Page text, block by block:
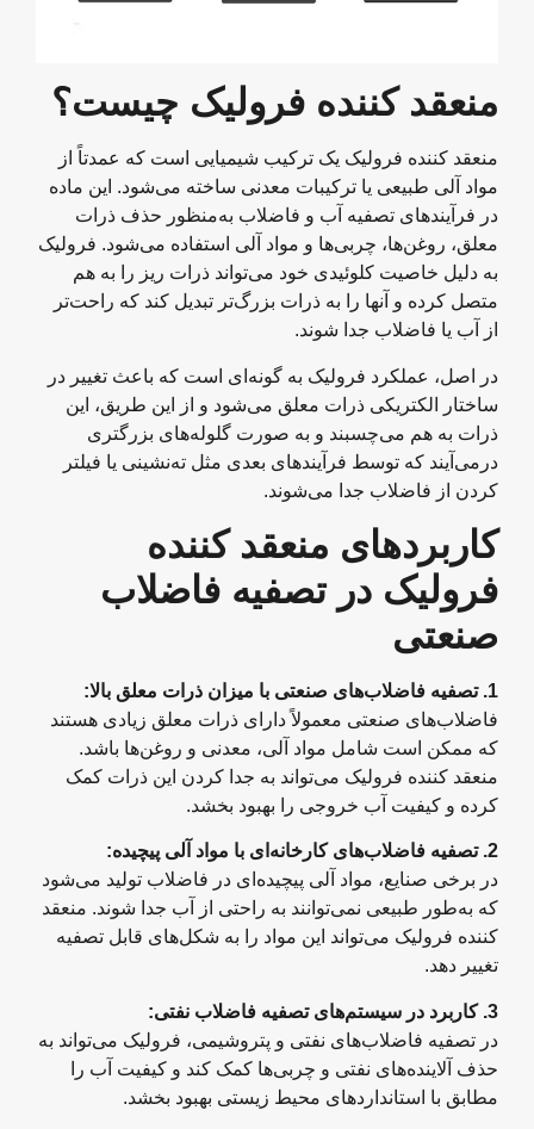
منعقد کننده فرولیک چیست؟
منعقد کننده فرولیک یک ترکیب شیمیایی است که عمدتاً از
مواد آلی طبیعی یا ترکیبات معدنی ساخته می‌شود. این ماده
در فرآیندهای تصفیه آب و فاضلاب به‌منظور حذف ذرات
معلق، روغن‌ها، چربی‌ها و مواد آلی استفاده می‌شود. فرولیک
به دلیل خاصیت کلوئیدی خود می‌تواند ذرات ریز را به هم
متصل کرده و آنها را به ذرات بزرگ‌تر تبدیل کند که راحت‌تر
از آب یا فاضلاب جدا شوند.
در اصل، عملکرد فرولیک به گونه‌ای است که باعث تغییر در
ساختار الکتریکی ذرات معلق می‌شود و از این طریق، این
ذرات به هم می‌چسبند و به صورت گلوله‌های بزرگتری
درمی‌آیند که توسط فرآیندهای بعدی مثل ته‌نشینی یا فیلتر
کردن از فاضلاب جدا می‌شوند.
کاربردهای منعقد کننده
فرولیک در تصفیه فاضلاب
صنعتی
1. تصفیه فاضلاب‌های صنعتی با میزان ذرات معلق بالا:
فاضلاب‌های صنعتی معمولاً دارای ذرات معلق زیادی هستند
که ممکن است شامل مواد آلی، معدنی و روغن‌ها باشد.
منعقد کننده فرولیک می‌تواند به جدا کردن این ذرات کمک
کرده و کیفیت آب خروجی را بهبود بخشد.
2. تصفیه فاضلاب‌های کارخانه‌ای با مواد آلی پیچیده:
در برخی صنایع، مواد آلی پیچیده‌ای در فاضلاب تولید می‌شود
که به‌طور طبیعی نمی‌توانند به راحتی از آب جدا شوند. منعقد
کننده فرولیک می‌تواند این مواد را به شکل‌های قابل تصفیه
تغییر دهد.
3. کاربرد در سیستم‌های تصفیه فاضلاب نفتی :
در تصفیه فاضلاب‌های نفتی و پتروشیمی، فرولیک می‌تواند به
حذف آلاینده‌های نفتی و چربی‌ها کمک کند و کیفیت آب را
مطابق با استانداردهای محیط زیستی بهبود بخشد.